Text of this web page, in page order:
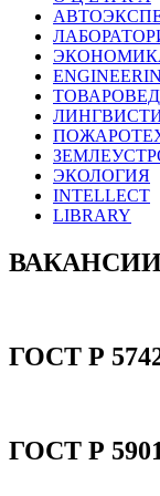
ЭКОЛОГИЯ
INTELLECT
LIBRARY
ГОСТ Р
ГОСТ Р